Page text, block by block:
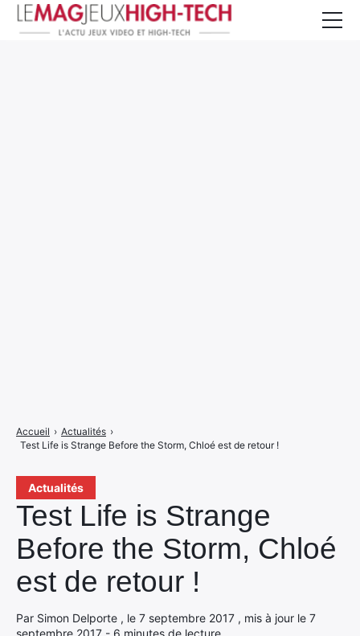
Actualités
Test Life is Strange
Before the Storm, Chloé
est de retour !
Par Simon Delporte , le 7 septembre 2017 , mis à jour le 7
septembre 2017 - 6 minutes de lecture
Accueil › Actualités ›
Test Life is Strange Before the Storm, Chloé est de retour !